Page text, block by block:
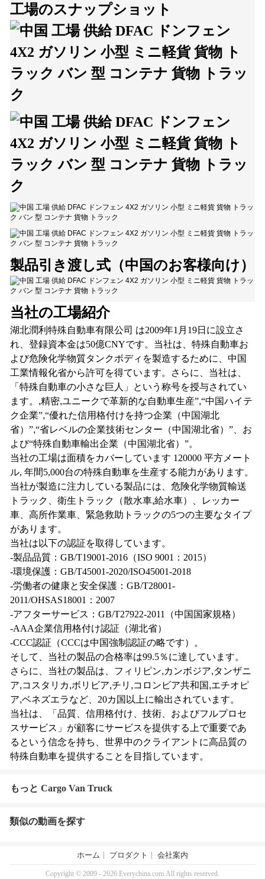
工場のスナップショット
製品引き渡し式（中国のお客様向け）
当社の工場紹介
湖北潤利特殊自動車有限公司 は2009年1月19日に設立さ
れ、登録資本金は50億CNYです。当社は、特殊自動車お
よび危険化学物質タンクボディを製造するために、中国
工業情報化省から許可を得ています。さらに、当社は、
「特殊自動車の小さな巨人」という称号を授与されてい
ます。 ,精密,ユニークで革新的な自動車生産”,“中国ハイテ
ク企業”,“優れた信用格付けを持つ企業（中国湖北
省）”,“省レベルの企業技術センター（中国湖北省）”、お
よび“特殊自動車輸出企業（中国湖北省）”。
当社の工場は面積をカバーしています 120000 平方メート
ル, 年間5,000台の特殊自動車を生産する能力があります。
当社が製造に注力している製品には、危険化学物質輸送
トラック、衛生トラック（散水車,給水車）、レッカー
車、高所作業車、緊急救助トラックの5つの主要なタイプ
があります。
当社は以下の認証を取得しています。
-製品品質：GB/T19001-2016（ISO 9001：2015）
-環境保護：GB/T45001-2020/ISO45001-2018
-労働者の健康と安全保護：GB/T28001-
2011/OHSAS18001：2007
-アフターサービス：GB/T27922-2011（中国国家規格）
-AAA企業信用格付け認証（湖北省）
-CCC認証（CCCは中国強制認証の略です）。
そして、当社の製品の合格率は99.5％に達しています。
さらに、当社の製品は、フィリピン,カンボジア,タンザニ
ア,コスタリカ,ボリビア,チリ ,コロンビア共和国,エチオピ
ア,ベネズエラなど、20カ国以上に輸出されています。
当社は、「品質、信用格付け、技術、およびフルプロセ
スサービス」が顧客にサービスを提供する上で重要であ
るという信念を持ち、世界中のクライアントに高品質の
特殊自動車を提供することを目指しています。
もっと Cargo Van Truck
類似の動画を探す
ホーム プロダクト 会社案内
Copyright © 2009 - 2026 Everychina.com.All rights reserved.